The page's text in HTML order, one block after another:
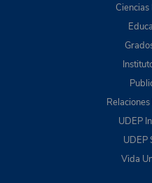
UDEP
UDEP
Vida